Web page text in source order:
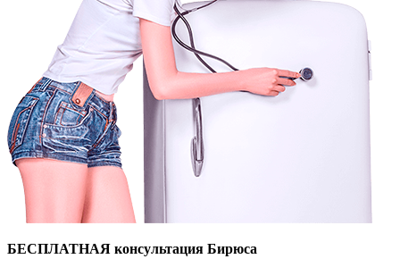
БЕСПЛАТНАЯ консультация Бирюса